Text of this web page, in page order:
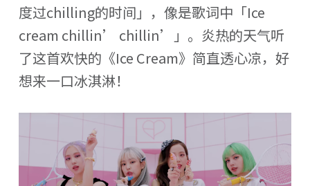
度过chilling的时间」，像是歌词中「Ice
cream chillin’ chillin’」。炎热的天气听
了这首欢快的《Ice Cream》简直透心凉，好
想来一口冰淇淋！